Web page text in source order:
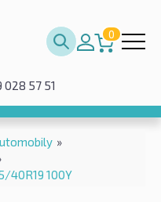
0
028 57 51
»
40R19 100Y